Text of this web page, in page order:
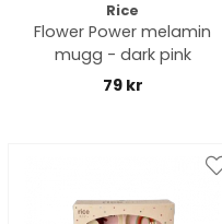
Rice
Flower Power melamin
mugg - dark pink
79 kr